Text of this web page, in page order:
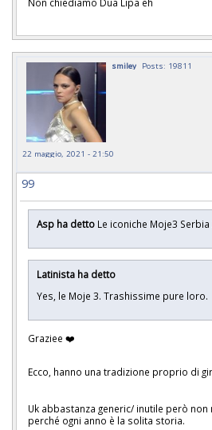
smiley Posts: 19811
22 maggio, 2021 - 21:50
99
Asp ha detto Le iconiche Moje3 Serbia
Latinista ha detto
Yes, le Moje 3. Trashissime pure loro.
Graziee ❤️
Ecco, hanno una tradizione proprio di
Uk abbastanza generic/ inutile però
perché ogni anno è la solita storia.